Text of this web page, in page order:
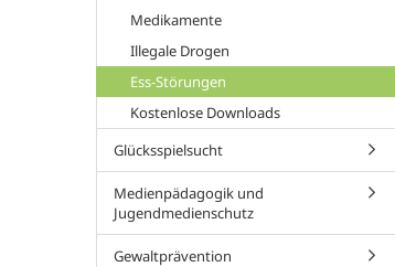
Medikamente
Illegale Drogen
Ess-Störungen
Kostenlose Downloads
Glücksspielsucht
Medienpädagogik und
Jugendmedienschutz
Gewaltprävention